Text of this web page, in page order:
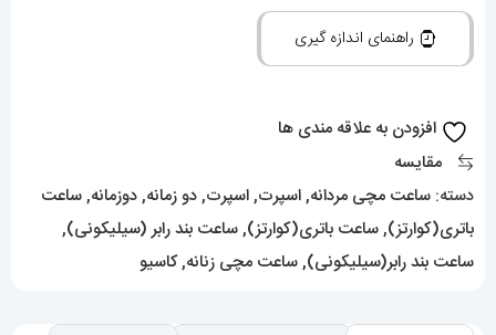
شاک
مشکی
G-
Shock
020653
عدد
راهنمای اندازه گیری
افزودن به علاقه مندی ها
مقایسه
دسته: ساعت مچی مردانه,اسپرت,اسپرت,دو زمانه,دوزمانه,ساعت
باتری(کوارتز),ساعت باتری(کوارتز),ساعت بند رابر (سیلیکونی),
ساعت بند رابر(سیلیکونی),ساعت مچی زنانه,کاسیو